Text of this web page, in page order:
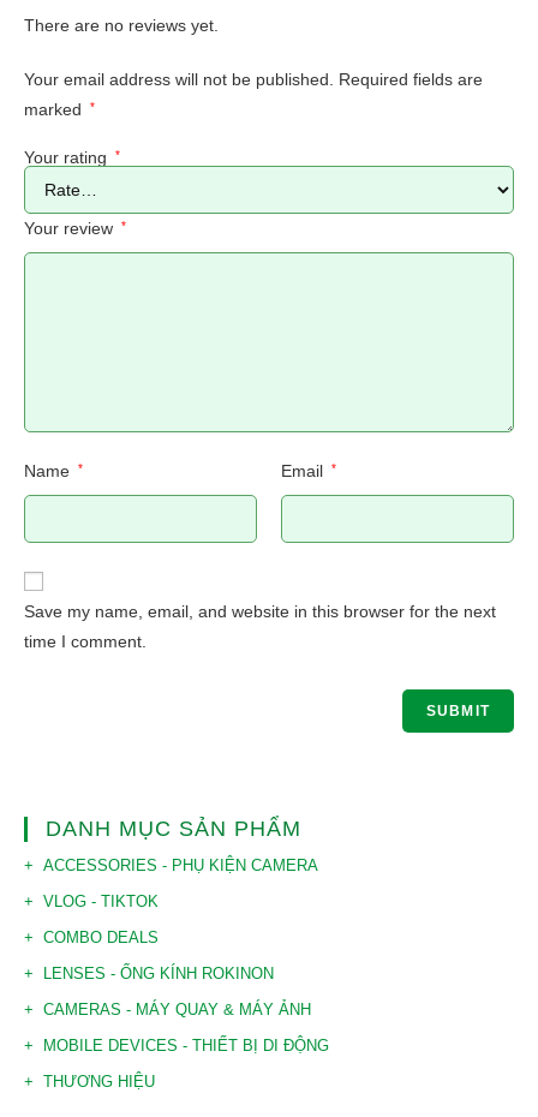
There are no reviews yet.
Your email address will not be published. Required fields are
marked
*
Your rating *
Your review *
Name * Email *
Save my name, email, and website in this browser for the next
time I comment.
DANH MỤC SẢN PHẨM
ACCESSORIES - PHỤ KIỆN CAMERA
VLOG - TIKTOK
COMBO DEALS
LENSES - ỐNG KÍNH ROKINON
CAMERAS - MÁY QUAY & MÁY ẢNH
MOBILE DEVICES - THIẾT BỊ DI ĐỘNG
THƯƠNG HIỆU